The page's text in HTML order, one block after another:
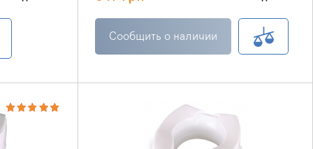
а
Для
Сообщить о наличии